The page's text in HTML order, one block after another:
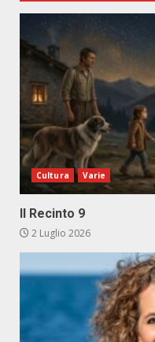
Cultura Varie
Il Recinto 9
2 Luglio 2026